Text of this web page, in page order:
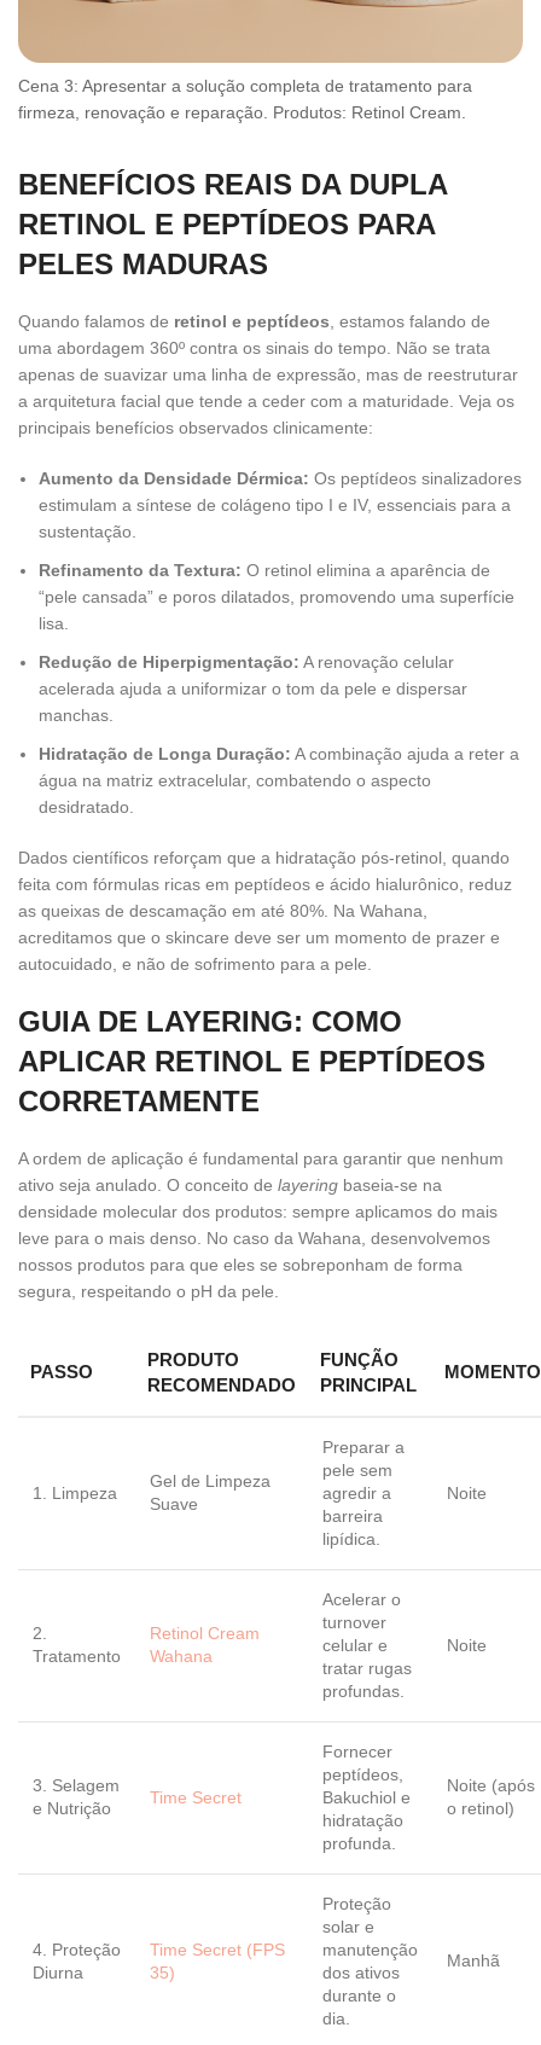
Cena 3: Apresentar a solução completa de tratamento para
firmeza, renovação e reparação. Produtos: Retinol Cream.
BENEFÍCIOS REAIS DA DUPLA
RETINOL E PEPTÍDEOS PARA
PELES MADURAS
Quando falamos de retinol e peptídeos, estamos falando de
uma abordagem 360º contra os sinais do tempo. Não se trata
apenas de suavizar uma linha de expressão, mas de reestruturar
a arquitetura facial que tende a ceder com a maturidade. Veja os
principais benefícios observados clinicamente:
Aumento da Densidade Dérmica: Os peptídeos sinalizadores
estimulam a síntese de colágeno tipo I e IV, essenciais para a
sustentação.
Refinamento da Textura: O retinol elimina a aparência de
“pele cansada” e poros dilatados, promovendo uma superfície
lisa.
Redução de Hiperpigmentação: A renovação celular
acelerada ajuda a uniformizar o tom da pele e dispersar
manchas.
Hidratação de Longa Duração: A combinação ajuda a reter a
água na matriz extracelular, combatendo o aspecto
desidratado.
Dados científicos reforçam que a hidratação pós-retinol, quando
feita com fórmulas ricas em peptídeos e ácido hialurônico, reduz
as queixas de descamação em até 80%. Na Wahana,
acreditamos que o skincare deve ser um momento de prazer e
autocuidado, e não de sofrimento para a pele.
GUIA DE LAYERING: COMO
APLICAR RETINOL E PEPTÍDEOS
CORRETAMENTE
A ordem de aplicação é fundamental para garantir que nenhum
ativo seja anulado. O conceito de layering baseia-se na
densidade molecular dos produtos: sempre aplicamos do mais
leve para o mais denso. No caso da Wahana, desenvolvemos
nossos produtos para que eles se sobreponham de forma
segura, respeitando o pH da pele.
PASSO
PRODUTO
RECOMENDADO
FUNÇÃO
PRINCIPAL
MOMENTO
1. Limpeza
Gel de Limpeza
Suave
Preparar a
pele sem
agredir a
barreira
lipídica.
Noite
2.
Tratamento
Retinol Cream
Wahana
Acelerar o
turnover
celular e
tratar rugas
profundas.
Noite
3. Selagem
e Nutrição
Time Secret
Fornecer
peptídeos,
Bakuchiol e
hidratação
profunda.
Noite (após
o retinol)
4. Proteção
Diurna
Time Secret (FPS
35)
Proteção
solar e
manutenção
dos ativos
durante o
dia.
Manhã